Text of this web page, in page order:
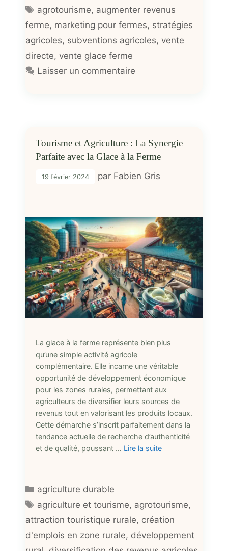
Étiquettes
agrotourisme, augmenter revenus
ferme, marketing pour fermes, stratégies
agricoles, subventions agricoles, vente
directe, vente glace ferme
Laisser un commentaire
Tourisme et Agriculture : La Synergie
Parfaite avec la Glace à la Ferme
19 février 2024 par Fabien Gris
La glace à la ferme représente bien plus
qu’une simple activité agricole
complémentaire. Elle incarne une véritable
opportunité de développement économique
pour les zones rurales, permettant aux
agriculteurs de diversifier leurs sources de
revenus tout en valorisant les produits locaux.
Cette démarche s’inscrit parfaitement dans la
tendance actuelle de recherche d’authenticité
et de qualité, poussant … Lire la suite
Catégories
agriculture durable
Étiquettes
agriculture et tourisme, agrotourisme,
attraction touristique rurale, création
d'emplois en zone rurale, développement